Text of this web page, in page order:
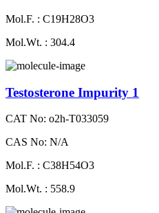
Mol.F. : C19H28O3
Mol.Wt. : 304.4
Testosterone Impurity 1
CAT No: o2h-T033059
CAS No: N/A
Mol.F. : C38H54O3
Mol.Wt. : 558.9